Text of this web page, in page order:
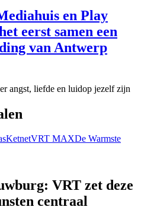
en Play
eerst samen een
van Antwerp
angst, liefde en luidop jezelf zijn
KetnetVRT MAXDe Warmste
VRT zet deze
centraal